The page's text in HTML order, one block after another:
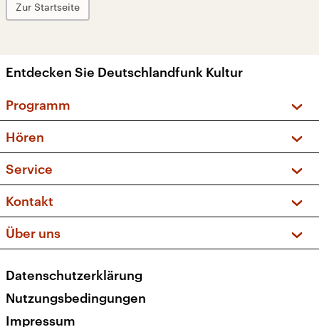
Zur Startseite
Entdecken Sie Deutschlandfunk Kultur
Programm
Sendungen und Podcasts
Musikliste
Kakadu – Das Kinderprogramm
Hören
Frequenzen (UKW + DAB+)
Service
FAQ
Apps
Newsletter
Veranstaltungen
Kontakt
Social Media
Über uns
Presse
Karriere
Datenschutzerklärung
Nutzungsbedingungen
Impressum